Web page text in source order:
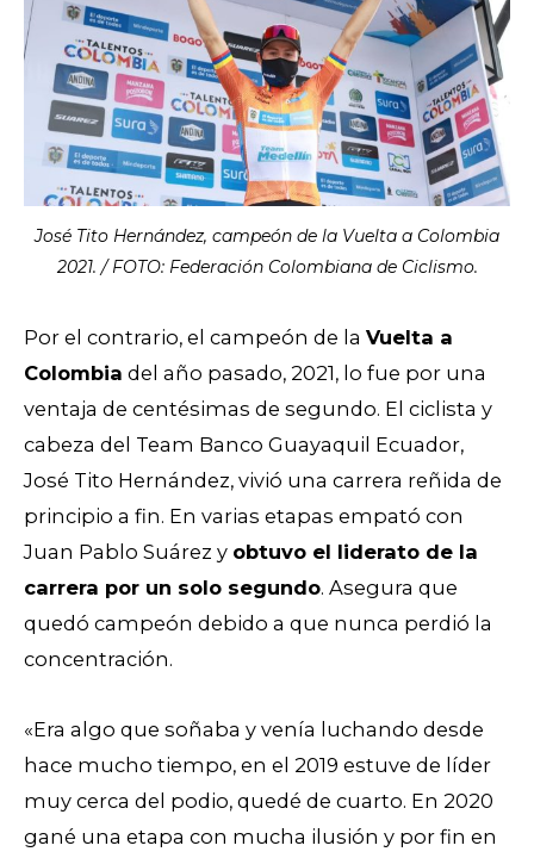
José Tito Hernández, campeón de la Vuelta a Colombia
2021. / FOTO: Federación Colombiana de Ciclismo.
Por el contrario, el campeón de la Vuelta a
Colombia del año pasado, 2021, lo fue por una
ventaja de centésimas de segundo. El ciclista y
cabeza del Team Banco Guayaquil Ecuador,
José Tito Hernández, vivió una carrera reñida de
principio a fin. En varias etapas empató con
Juan Pablo Suárez y obtuvo el liderato de la
carrera por un solo segundo. Asegura que
quedó campeón debido a que nunca perdió la
concentración.
«Era algo que soñaba y venía luchando desde
hace mucho tiempo, en el 2019 estuve de líder
muy cerca del podio, quedé de cuarto. En 2020
gané una etapa con mucha ilusión y por fin en